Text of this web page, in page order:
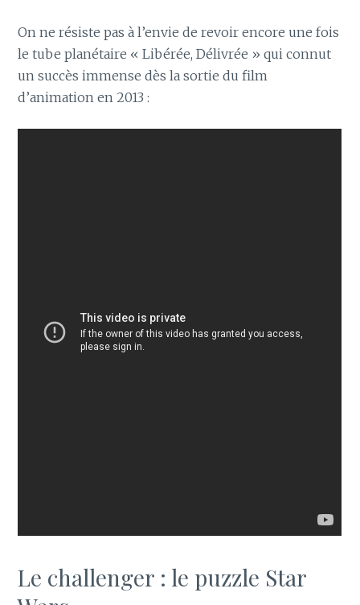
On ne résiste pas à l’envie de revoir encore une fois
le tube planétaire « Libérée, Délivrée » qui connut
un succès immense dès la sortie du film
d’animation en 2013 :
Le challenger : le puzzle Star